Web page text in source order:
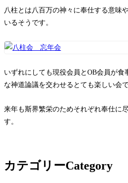
八柱とは八百万の神々に奉仕する意味
いるそうです。
いずれにしても現役会員とOB会員が食
な神道論議を交わせるとても楽しい会で
来年も斯界繁栄のためそれぞれ奉仕に
す。
カテゴリーCategory